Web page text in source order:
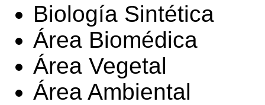
Biología Sintética
Área Biomédica
Área Vegetal
Área Ambiental